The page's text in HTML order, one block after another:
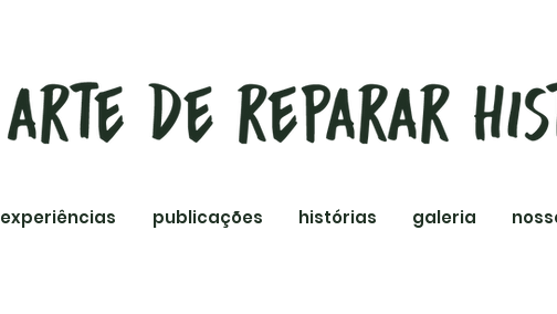
experiências publicações histórias galeria